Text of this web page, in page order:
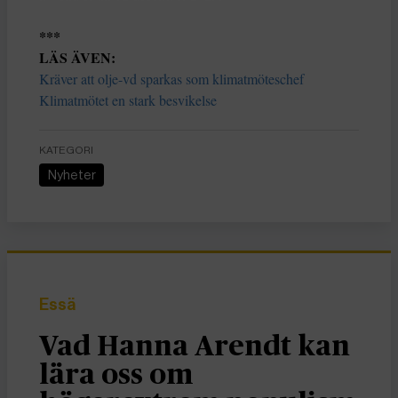
***
LÄS ÄVEN:
Kräver att olje-vd sparkas som klimatmöteschef
Klimatmötet en stark besvikelse
KATEGORI
Nyheter
Essä
Vad Hanna Arendt kan
lära oss om